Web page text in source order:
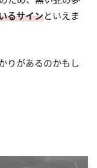
るサインといえま
りがあるのかもし